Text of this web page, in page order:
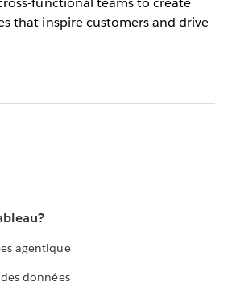
that inspire customers and drive
agentique
données